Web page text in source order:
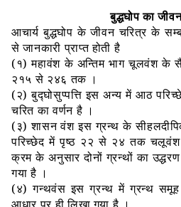
बुद्धघोप का
आचार्य बुद्धघोप के जीवन चरित्र के
से जानकारी प्राप्त होती है
(१)महावंश के अन्तिम भाग चूलवंश के
२१५ से २४६ तक ।
(२)बुद्घोसुप्पत्ति इस अन्य में आठ
चरित का वर्णन है ।
(३)शासन वंश इस ग्रन्थ के
परिच्छेद में पृष्ठ २२ से २४ तक चलूवंश
क्रम के अनुसार दोनों ग्रन्थों का
गया है ।
(४)गन्थवंस इस ग्रन्थ में ग्रन्थ